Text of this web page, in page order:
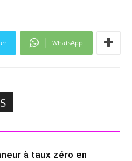
WhatsApp
à taux zéro en